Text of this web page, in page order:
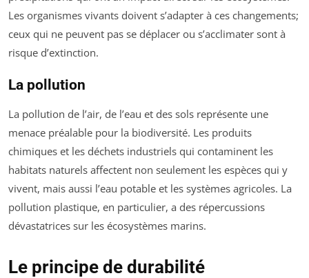
Les organismes vivants doivent s’adapter à ces changements;
ceux qui ne peuvent pas se déplacer ou s’acclimater sont à
risque d’extinction.
La pollution
La pollution de l’air, de l’eau et des sols représente une
menace préalable pour la biodiversité. Les produits
chimiques et les déchets industriels qui contaminent les
habitats naturels affectent non seulement les espèces qui y
vivent, mais aussi l’eau potable et les systèmes agricoles. La
pollution plastique, en particulier, a des répercussions
dévastatrices sur les écosystèmes marins.
Le principe de durabilité